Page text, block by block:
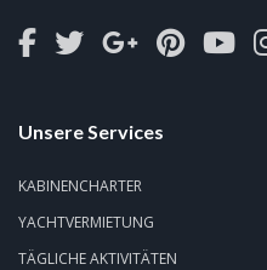
Unsere Services
KABINENCHARTER
YACHTVERMIETUNG
TÄGLICHE AKTIVITÄTEN